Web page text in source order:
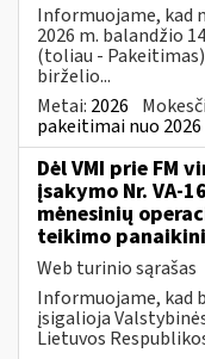
Informuojame, kad
2026 m. balandžio
(toliau -
birželio...
Metai: 2026
pakeitimai nuo 2026
Dėl VMI prie FM
įsakymo Nr. VA-
mėnesinių
teikimo
Web turinio sąrašas
Informuojame, kad
įsigalioja
Lietuvos